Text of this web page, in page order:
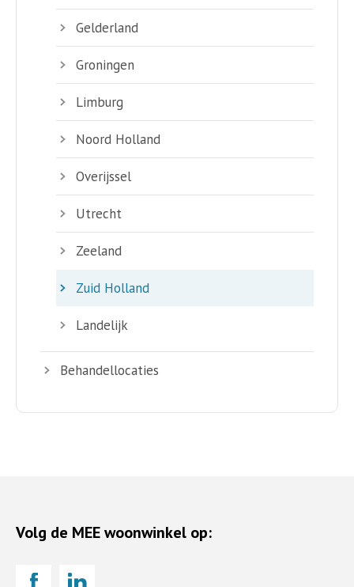
Gelderland
Groningen
Limburg
Noord Holland
Overijssel
Utrecht
Zeeland
Zuid Holland
Landelijk
Behandellocaties
Volg de MEE woonwinkel op: